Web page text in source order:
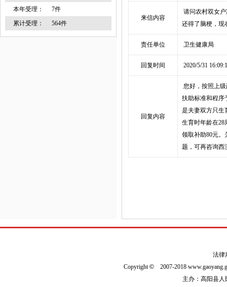
本年受理：
7件
累计受理：
564件
来信内容
请问农村双女
还得了脑梗，现
责任单位 卫生健康局
回复时间 2020/5/31
回复内容
您好，按照上
扶助标准和程序
是夫妻双方只生
生育时年龄在28
领取补助80元
题，可再咨询西
法律
Copyright© 2007-2018
主办：高阳县人